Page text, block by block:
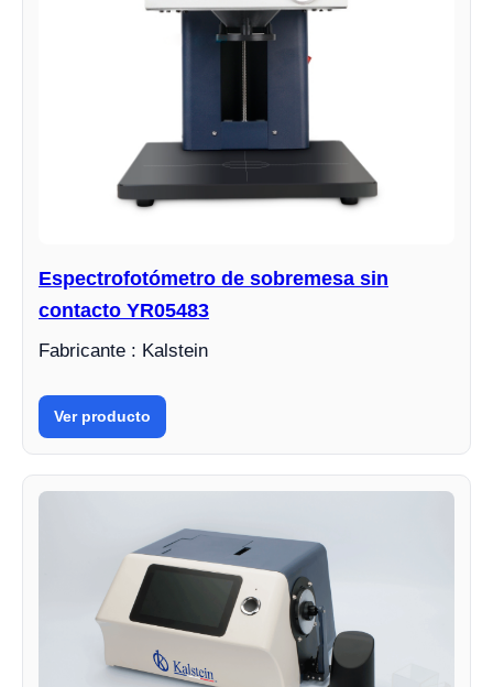
Espectrofotómetro de sobremesa sin
contacto YR05483
Fabricante : Kalstein
Ver producto